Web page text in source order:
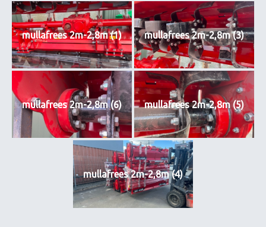
mullafrees 2m-2,8m (1) mullafrees 2m-2,8m (3)
mullafrees 2m-2,8m (6) mullafrees 2m-2,8m (5)
mullafrees 2m-2,8m (4)